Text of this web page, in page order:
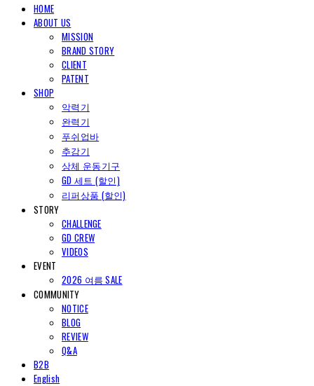
HOME
ABOUT US
MISSION
BRAND STORY
CLIENT
PATENT
SHOP
악력기
완력기
푸쉬업바
추감기
상체 운동기구
GD 세트 (할인)
리퍼상품 (할인)
STORY
CHALLENGE
GD CREW
VIDEOS
EVENT
2026 여름 SALE
COMMUNITY
NOTICE
BLOG
REVIEW
Q&A
B2B
English